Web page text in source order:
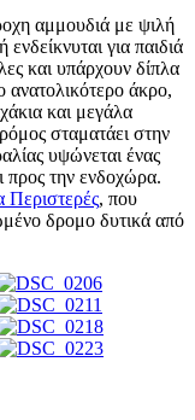
αμμουδιά με ψιλή
για παιδιά
και υπάρχουν δίπλα
ανατολικότερο άκρο,
και μεγάλα
σταματάει στην
υψώνεται ένας
προς την ενδοχώρα.
Περιστερές, που
δρομο δυτικά από